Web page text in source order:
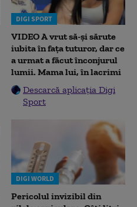
DIGI SPORT
VIDEO A vrut să-și sărute
iubita în fața tuturor, dar ce
a urmat a făcut înconjurul
lumii. Mama lui, în lacrimi
Descarcă aplicația Digi
Sport
DIGI WORLD
Pericolul invizibil din